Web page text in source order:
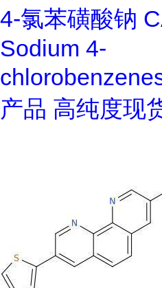
4-氯苯磺酸钠
Sodium 4-
产品 高纯度现